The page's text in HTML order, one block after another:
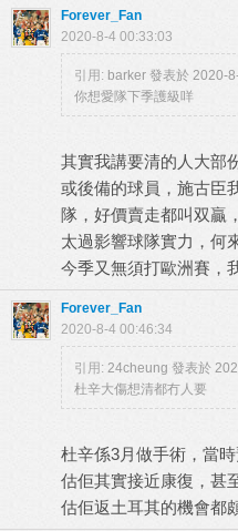
Forever_Fan
2020-8-4 00:33:03
引用: barker 發表於 2020-
你想愛隊下季護級咩
其實我講要清的人大部
或後備的球員，施古臣
隊，好價賣走都叫双贏
太過影響球隊實力，何
今季又無須打歐洲賽，
Forever_Fan
2020-8-4 00:46:34
引用: 24cheung 發表於
杜辛大傷想清都冇人要
杜辛係3月做手術，當
估佢其實接近康復，甚
估佢返土耳其的機會都